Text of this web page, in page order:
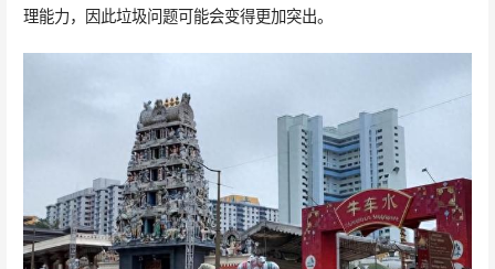
理能力，因此垃圾问题可能会变得更加突出。